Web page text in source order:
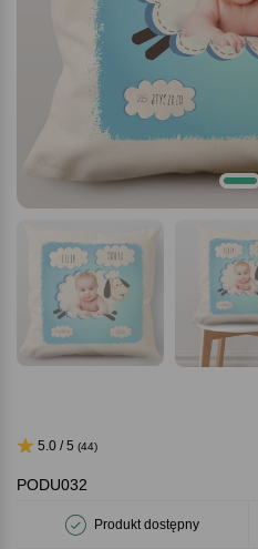
PODU032
Produkt dostępny
5.0 / 5 (44)